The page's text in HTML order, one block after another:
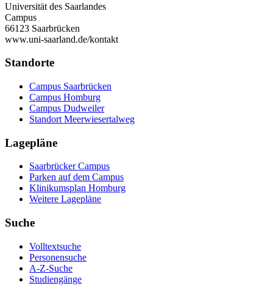
Universität des Saarlandes
Campus
66123 Saarbrücken
www.uni-saarland.de/kontakt
Standorte
Campus Saarbrücken
Campus Homburg
Campus Dudweiler
Standort Meerwiesertalweg
Lagepläne
Saarbrücker Campus
Parken auf dem Campus
Klinikumsplan Homburg
Weitere Lagepläne
Suche
Volltextsuche
Personensuche
A-Z-Suche
Studiengänge